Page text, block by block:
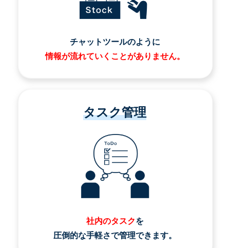
チャットツールのように
情報が流れていくことがありません。
タスク管理
社内のタスクを
圧倒的な手軽さで管理できます。